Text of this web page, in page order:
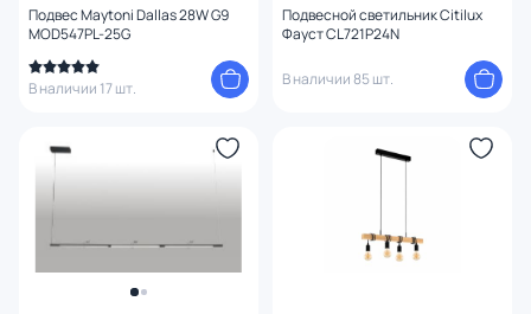
Подвес Maytoni Dallas 28W G9
MOD547PL-25G
В наличии 17 шт.
Подвесной светильник Citilux
Фауст CL721P24N
В наличии 85 шт.